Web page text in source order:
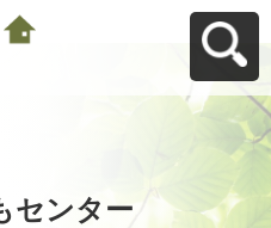
センター